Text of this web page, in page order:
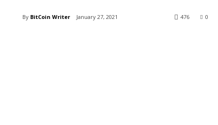
By BitCoin Writer January 27, 2021 0
476